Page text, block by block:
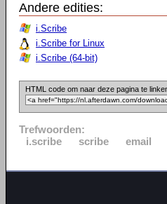
Andere edities:
i.Scribe
i.Scribe for Linux
i.Scribe (64-bit)
HTML code om naar deze pagina te
Trefwoorden:
i.scribe
scribe email